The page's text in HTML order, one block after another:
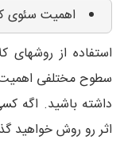
اهمیت سئوی
استفاده از
سطوح مختلفی اهمیت
داشته باشید. اگه
اثر رو روش خواهید